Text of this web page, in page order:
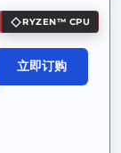
RYZEN™ CPU
立即订购